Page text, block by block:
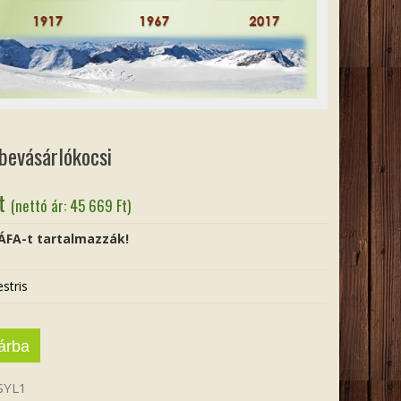
(nettó ár: 45 669 Ft)
t tartalmazzák!